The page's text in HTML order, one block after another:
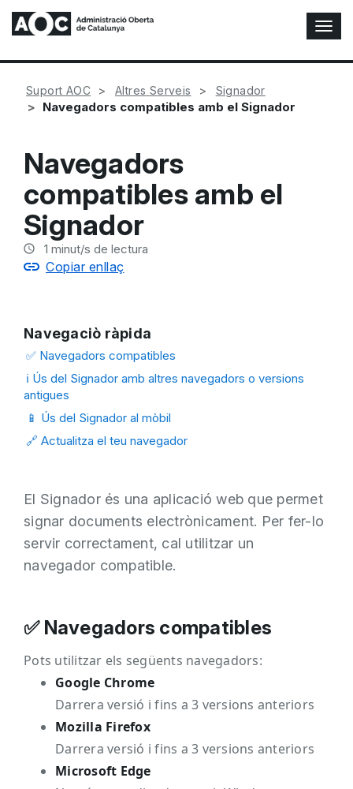
A
l
t
Suport AOC Altres Serveis Signador
Navegadors compatibles amb el Signador
Navegadors
compatibles amb el
Signador
1 minut/s de lectura
Copiar enllaç
El Signador és una aplicació web que permet
signar documents electrònicament. Per fer-lo
servir correctament, cal utilitzar un
navegador compatible.
✅ Navegadors compatibles
Pots utilitzar els següents navegadors:
Google Chrome
Darrera versió i fins a 3 versions anteriors
Mozilla Firefox
Darrera versió i fins a 3 versions anteriors
Microsoft Edge
Navegaciò ràpida
✅ Navegadors compatibles
ℹ️ Ús del Signador amb altres navegadors o versions
antigues
📱 Ús del Signador al mòbil
🔗 Actualitza el teu navegador